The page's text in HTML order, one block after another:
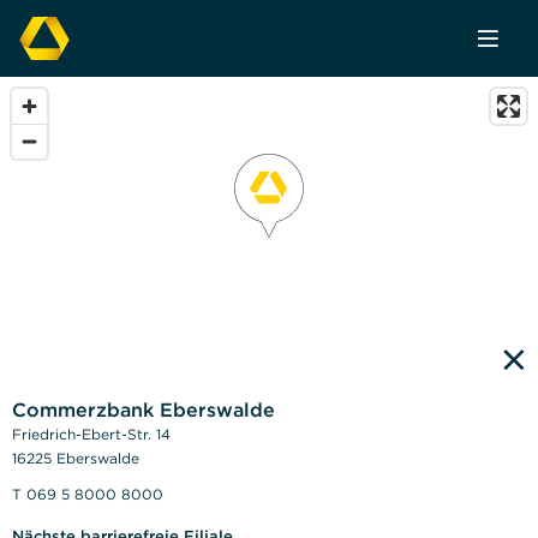
×
Commerzbank Eberswalde
Friedrich-Ebert-Str. 14
16225 Eberswalde
T 069 5 8000 8000